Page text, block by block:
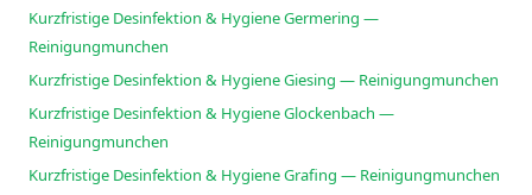
Kurzfristige Desinfektion & Hygiene Germering —
Reinigungmunchen
Kurzfristige Desinfektion & Hygiene Giesing — Reinigungmunchen
Kurzfristige Desinfektion & Hygiene Glockenbach —
Reinigungmunchen
Kurzfristige Desinfektion & Hygiene Grafing — Reinigungmunchen